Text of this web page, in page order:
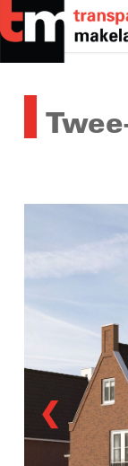
Skip
to
❮